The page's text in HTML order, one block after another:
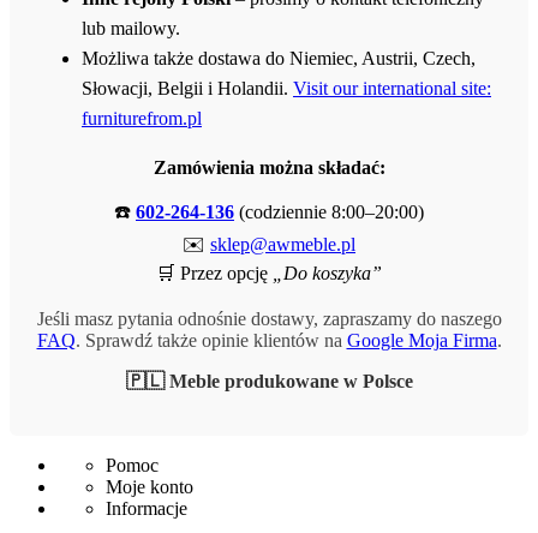
lub mailowy.
Możliwa także dostawa do Niemiec, Austrii, Czech,
Słowacji, Belgii i Holandii. Visit our international site:
furniturefrom.pl
Zamówienia można składać:
☎️ 602-264-136 (codziennie 8:00–20:00)
✉️ sklep@awmeble.pl
🛒 Przez opcję
„Do koszyka”
Jeśli masz pytania odnośnie dostawy, zapraszamy do naszego
FAQ. Sprawdź także opinie klientów na Google Moja Firma.
🇵🇱 Meble produkowane w Polsce
Pomoc
Moje konto
Informacje